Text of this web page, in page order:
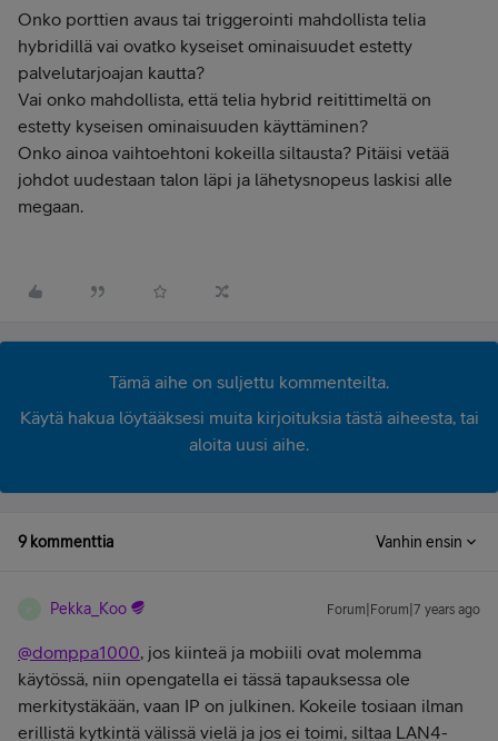
Onko porttien avaus tai triggerointi mahdollista telia
hybridillä vai ovatko kyseiset ominaisuudet estetty
palvelutarjoajan kautta?
Vai onko mahdollista, että telia hybrid reitittimeltä on
estetty kyseisen ominaisuuden käyttäminen?
Onko ainoa vaihtoehtoni kokeilla siltausta? Pitäisi vetää
johdot uudestaan talon läpi ja lähetysnopeus laskisi alle
megaan.
Tämä aihe on suljettu kommenteilta.
Käytä hakua löytääksesi muita kirjoituksia tästä aiheesta, tai
aloita uusi aihe.
9 kommenttia Vanhin ensin
Pekka_Koo Forum|Forum|7 years ago
@domppa1000, jos kiinteä ja mobiili ovat molemma
käytössä, niin opengatella ei tässä tapauksessa ole
merkitystäkään, vaan IP on julkinen. Kokeile tosiaan ilman
erillistä kytkintä välissä vielä ja jos ei toimi, siltaa LAN4-